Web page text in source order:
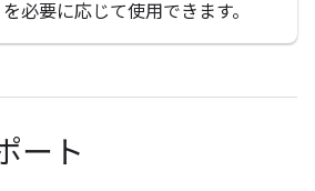
必要に応じて使用できます。
ート